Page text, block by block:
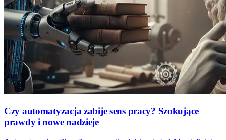
Czy automatyzacja zabije sens pracy? Szokujące
prawdy i nowe nadzieje